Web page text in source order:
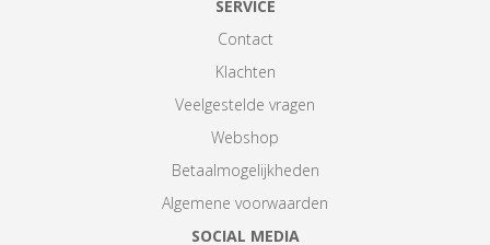
SERVICE
Contact
Klachten
Veelgestelde vragen
Webshop
Betaalmogelijkheden
Algemene voorwaarden
SOCIAL MEDIA